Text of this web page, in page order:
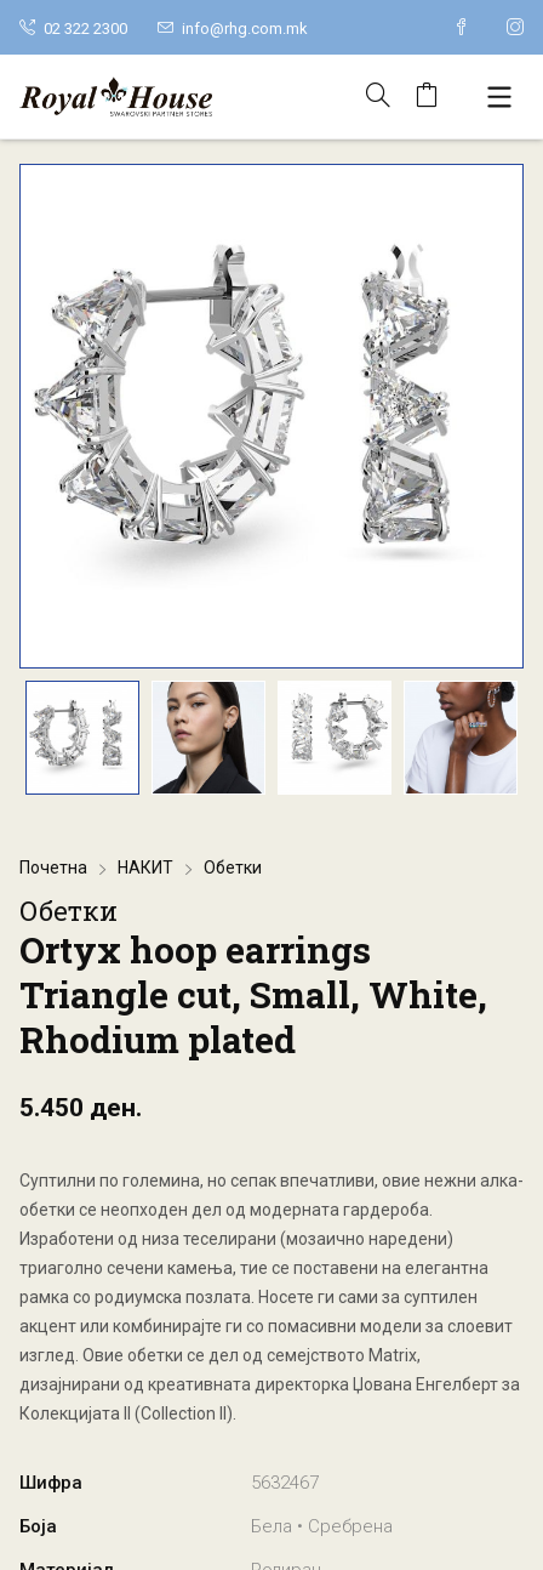
02 322 2300 info@rhg.com.mk
Почетна НАКИТ Обетки
Обетки
Ortyx hoop earrings
Triangle cut, Small, White,
Rhodium plated
5.450 ден.
Суптилни по големина, но сепак впечатливи, овие нежни алка-
обетки се неопходен дел од модерната гардероба.
Изработени од низа теселирани (мозаично наредени)
триаголно сечени камења, тие се поставени на елегантна
рамка со родиумска позлата. Носете ги сами за суптилен
акцент или комбинирајте ги со помасивни модели за слоевит
изглед. Овие обетки се дел од семејството Matrix,
дизајнирани од креативната директорка Џована Енгелберт за
Колекцијата II (Collection II).
Шифра
5632467
Боја
Бела • Сребрена